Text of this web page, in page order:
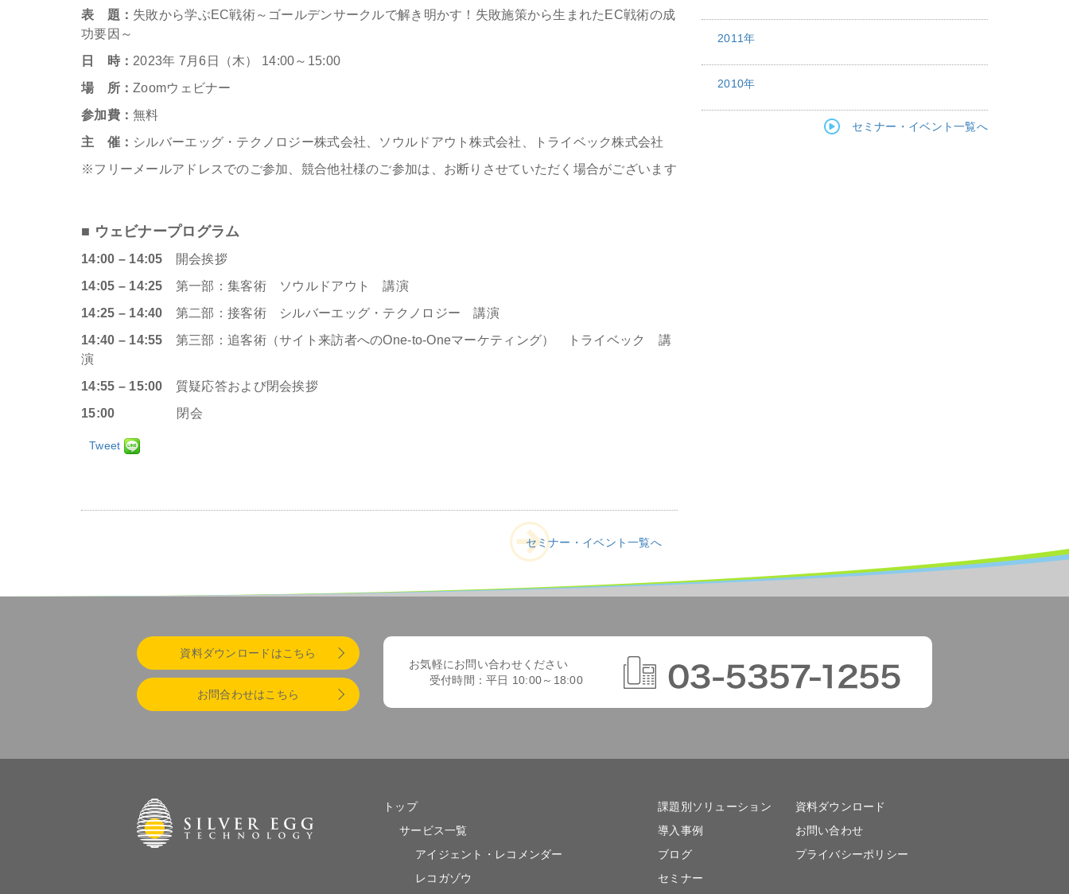
表 題： 失敗から学ぶEC戦術～ゴールデンサークルで解き明かす！失敗施策から生まれたEC戦術の成
功要因～
日 時： 2023年 7月6日（木） 14:00～15:00
場 所： Zoomウェビナー
参加費：無料
主 催： シルバーエッグ・テクノロジー株式会社、ソウルドアウト株式会社、トライベック株式会社
※フリーメールアドレスでのご参加、競合他社様のご参加は、お断りさせていただく場合がございます
■ ウェビナープログラム
14:00 – 14:05 開会挨拶
14:05 – 14:25 第一部：集客術 ソウルドアウト 講演
14:25 – 14:40 第二部：接客術 シルバーエッグ・テクノロジー 講演
14:40 – 14:55 第三部：追客術（サイト来訪者へのOne-to-Oneマーケティング） トライベック 講
演
14:55 – 15:00 質疑応答および閉会挨拶
15:00 閉会
Tweet
セミナー・イベント一覧へ
2011年
2010年
セミナー・イベント一覧へ
資料ダウンロードはこちら
お問合わせはこちら
お気軽にお問い合わせください
受付時間：平日 10:00～18:00
トップ
サービス一覧
アイジェント・レコメンダー
レコガゾウ
課題別ソリューション
導入事例
ブログ
セミナー
資料ダウンロード
お問い合わせ
プライバシーポリシー